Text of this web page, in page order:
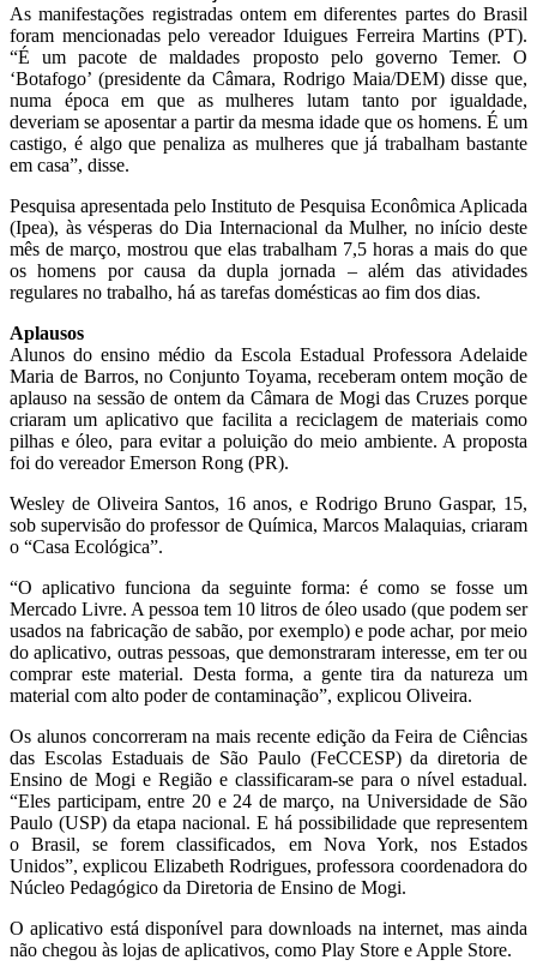
As manifestações registradas ontem em diferentes partes do Brasil
foram mencionadas pelo vereador Iduigues Ferreira Martins (PT).
“É um pacote de maldades proposto pelo governo Temer. O
‘Botafogo’ (presidente da Câmara, Rodrigo Maia/DEM) disse que,
numa época em que as mulheres lutam tanto por igualdade,
deveriam se aposentar a partir da mesma idade que os homens. É um
castigo, é algo que penaliza as mulheres que já trabalham bastante
em casa”, disse.
Pesquisa apresentada pelo Instituto de Pesquisa Econômica Aplicada
(Ipea), às vésperas do Dia Internacional da Mulher, no início deste
mês de março, mostrou que elas trabalham 7,5 horas a mais do que
os homens por causa da dupla jornada – além das atividades
regulares no trabalho, há as tarefas domésticas ao fim dos dias.
Aplausos
Alunos do ensino médio da Escola Estadual Professora Adelaide
Maria de Barros, no Conjunto Toyama, receberam ontem moção de
aplauso na sessão de ontem da Câmara de Mogi das Cruzes porque
criaram um aplicativo que facilita a reciclagem de materiais como
pilhas e óleo, para evitar a poluição do meio ambiente. A proposta
foi do vereador Emerson Rong (PR).
Wesley de Oliveira Santos, 16 anos, e Rodrigo Bruno Gaspar, 15,
sob supervisão do professor de Química, Marcos Malaquias, criaram
o “Casa Ecológica”.
“O aplicativo funciona da seguinte forma: é como se fosse um
Mercado Livre. A pessoa tem 10 litros de óleo usado (que podem ser
usados na fabricação de sabão, por exemplo) e pode achar, por meio
do aplicativo, outras pessoas, que demonstraram interesse, em ter ou
comprar este material. Desta forma, a gente tira da natureza um
material com alto poder de contaminação”, explicou Oliveira.
Os alunos concorreram na mais recente edição da Feira de Ciências
das Escolas Estaduais de São Paulo (FeCCESP) da diretoria de
Ensino de Mogi e Região e classificaram-se para o nível estadual.
“Eles participam, entre 20 e 24 de março, na Universidade de São
Paulo (USP) da etapa nacional. E há possibilidade que representem
o Brasil, se forem classificados, em Nova York, nos Estados
Unidos”, explicou Elizabeth Rodrigues, professora coordenadora do
Núcleo Pedagógico da Diretoria de Ensino de Mogi.
O aplicativo está disponível para downloads na internet, mas ainda
não chegou às lojas de aplicativos, como Play Store e Apple Store.